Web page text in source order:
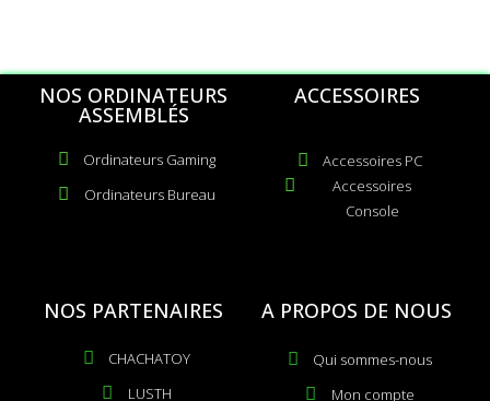
NOS ORDINATEURS
ASSEMBLÉS
Ordinateurs Gaming
Ordinateurs Bureau
ACCESSOIRES
Accessoires PC
Accessoires
Console
NOS PARTENAIRES
CHACHATOY
LUSTH
A PROPOS DE NOUS
Qui sommes-nous
Mon compte